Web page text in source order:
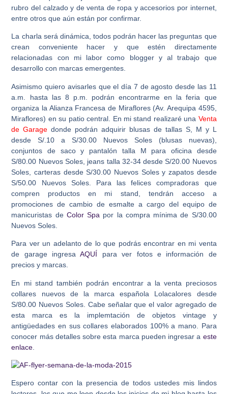
rubro del calzado y de venta de ropa y accesorios por internet,
entre otros que aún están por confirmar.
La charla será dinámica, todos podrán hacer las preguntas que
crean conveniente hacer y que estén directamente
relacionadas con mi labor como blogger y al trabajo que
desarrollo con marcas emergentes.
Asimismo quiero avisarles que el día 7 de agosto desde las 11
a.m. hasta las 8 p.m. podrán encontrarme en la feria que
organiza la Alianza Francesa de Miraflores (Av. Arequipa 4595,
Miraflores) en su patio central. En mi stand realizaré una Venta
de Garage donde podrán adquirir blusas de tallas S, M y L
desde S/.10 a S/30.00 Nuevos Soles (blusas nuevas),
conjuntos de saco y pantalón talla M para oficina desde
S/80.00 Nuevos Soles, jeans talla 32-34 desde S/20.00 Nuevos
Soles, carteras desde S/30.00 Nuevos Soles y zapatos desde
S/50.00 Nuevos Soles. Para las felices compradoras que
compren productos en mi stand, tendrán acceso a
promociones de cambio de esmalte a cargo del equipo de
manicuristas de Color Spa por la compra mínima de S/30.00
Nuevos Soles.
Para ver un adelanto de lo que podrás encontrar en mi venta
de garage ingresaAQUÍ para ver fotos e información de
precios y marcas.
En mi stand también podrán encontrar a la venta preciosos
collares nuevos de la marca española Lolacalores desde
S/80.00 Nuevos Soles. Cabe señalar que el valor agregado de
esta marca es la implemtación de objetos vintage y
antigüedades en sus collares elaborados 100% a mano. Para
conocer más detalles sobre esta marca pueden ingresar a este
enlace
Espero contar con la presencia de todos ustedes mis lindos